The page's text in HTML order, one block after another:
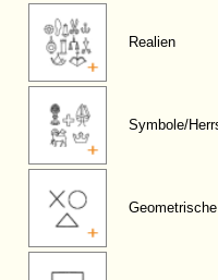
Realien
Symbole/